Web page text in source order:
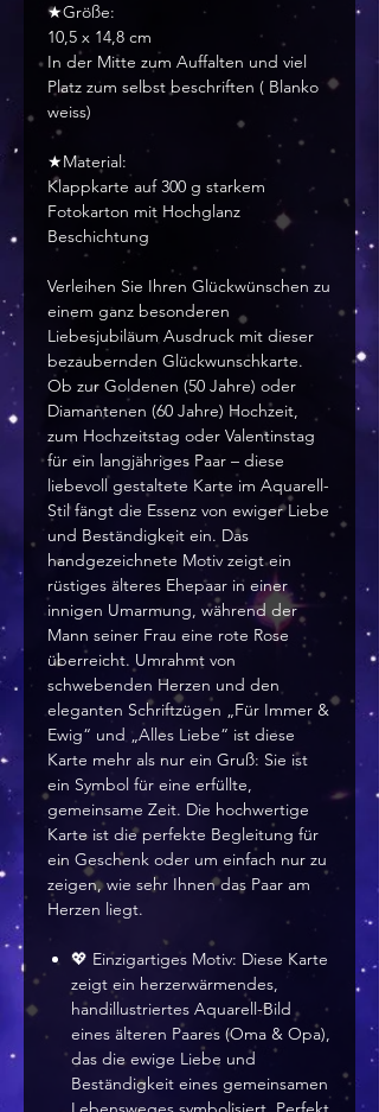
★Größe:
10,5 x 14,8 cm
In der Mitte zum Auffalten und viel
Platz zum selbst beschriften ( Blanko
weiss)
★Material:
Klappkarte auf 300 g starkem
Fotokarton mit Hochglanz
Beschichtung
Verleihen Sie Ihren Glückwünschen zu
einem ganz besonderen
Liebesjubiläum Ausdruck mit dieser
bezaubernden Glückwunschkarte.
Ob zur Goldenen (50 Jahre) oder
Diamantenen (60 Jahre) Hochzeit,
zum Hochzeitstag oder Valentinstag
für ein langjähriges Paar – diese
liebevoll gestaltete Karte im Aquarell-
Stil fängt die Essenz von ewiger Liebe
und Beständigkeit ein. Das
handgezeichnete Motiv zeigt ein
rüstiges älteres Ehepaar in einer
innigen Umarmung, während der
Mann seiner Frau eine rote Rose
überreicht. Umrahmt von
schwebenden Herzen und den
eleganten Schriftzügen „Für Immer &
Ewig“ und „Alles Liebe“ ist diese
Karte mehr als nur ein Gruß: Sie ist
ein Symbol für eine erfüllte,
gemeinsame Zeit. Die hochwertige
Karte ist die perfekte Begleitung für
ein Geschenk oder um einfach nur zu
zeigen, wie sehr Ihnen das Paar am
Herzen liegt.
💖 Einzigartiges Motiv: Diese Karte
zeigt ein herzerwärmendes,
handillustriertes Aquarell-Bild
eines älteren Paares (Oma & Opa),
das die ewige Liebe und
Beständigkeit eines gemeinsamen